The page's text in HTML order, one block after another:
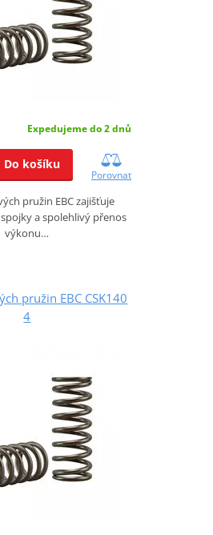
Expedujeme do 2 dnů
Do košíku
Porovnat
pružin EBC zajišťuje
a spolehlivý přenos
výkonu…
pružin EBC CSK140
4